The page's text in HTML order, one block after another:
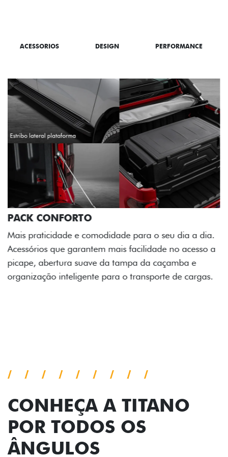
ACESSORIOS DESIGN PERFORMANCE
CONHEÇA A TITANO